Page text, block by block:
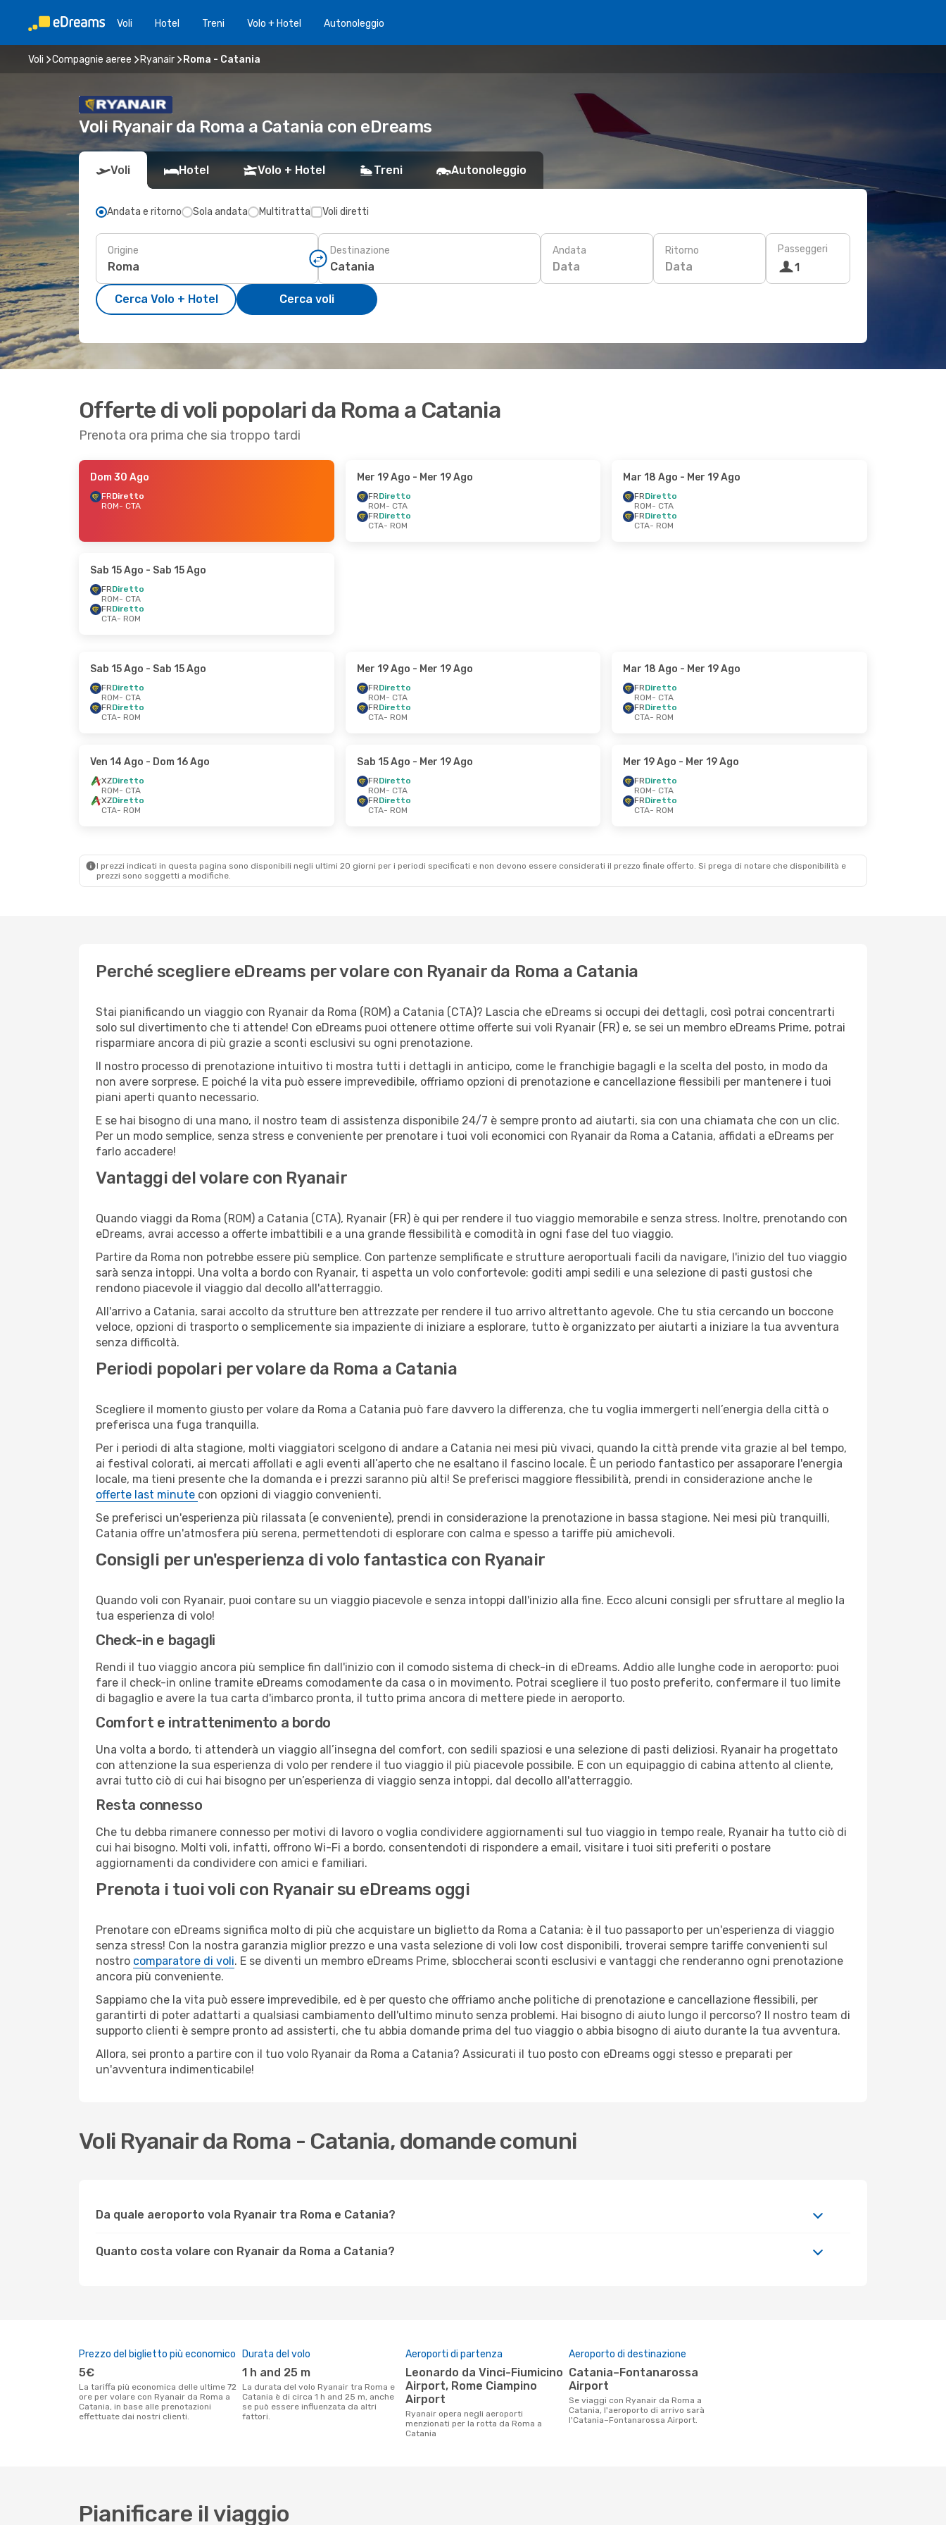
Voli Hotel Treni Volo + Hotel Autonoleggio
Voli Compagnie aeree Ryanair Roma - Catania
Voli Ryanair da Roma a Catania con eDreams
Voli Hotel Volo + Hotel Treni Autonoleggio
Andata e ritorno Sola andata Multitratta Voli diretti
Origine Destinazione Andata
Data
Ritorno
Data
Passeggeri
1
Cerca Volo + Hotel Cerca voli
Offerte di voli popolari da Roma a Catania
Prenota ora prima che sia troppo tardi
Dom 30 Ago
FRDiretto
ROM- CTA
Mer 19 Ago - Mer 19 Ago
FRDiretto
ROM- CTA
FRDiretto
CTA- ROM
Mar 18 Ago - Mer 19 Ago
FRDiretto
ROM- CTA
FRDiretto
CTA- ROM
Sab 15 Ago - Sab 15 Ago
FRDiretto
ROM- CTA
FRDiretto
CTA- ROM
Sab 15 Ago - Sab 15 Ago
FRDiretto
ROM- CTA
FRDiretto
CTA- ROM
Mer 19 Ago - Mer 19 Ago
FRDiretto
ROM- CTA
FRDiretto
CTA- ROM
Mar 18 Ago - Mer 19 Ago
FRDiretto
ROM- CTA
FRDiretto
CTA- ROM
Ven 14 Ago - Dom 16 Ago
XZDiretto
ROM- CTA
XZDiretto
CTA- ROM
Sab 15 Ago - Mer 19 Ago
FRDiretto
ROM- CTA
FRDiretto
CTA- ROM
Mer 19 Ago - Mer 19 Ago
FRDiretto
ROM- CTA
FRDiretto
CTA- ROM
I prezzi indicati in questa pagina sono disponibili negli ultimi 20 giorni per i periodi specificati e non devono essere considerati il ​​prezzo finale offerto. Si prega di notare che disponibilità e
prezzi sono soggetti a modifiche.
Perché scegliere eDreams per volare con Ryanair da Roma a Catania
Stai pianificando un viaggio con Ryanair da Roma (ROM) a Catania (CTA)? Lascia che eDreams si occupi dei dettagli, così potrai concentrarti
solo sul divertimento che ti attende! Con eDreams puoi ottenere ottime offerte sui voli Ryanair (FR) e, se sei un membro eDreams Prime, potrai
risparmiare ancora di più grazie a sconti esclusivi su ogni prenotazione.
Il nostro processo di prenotazione intuitivo ti mostra tutti i dettagli in anticipo, come le franchigie bagagli e la scelta del posto, in modo da
non avere sorprese. E poiché la vita può essere imprevedibile, offriamo opzioni di prenotazione e cancellazione flessibili per mantenere i tuoi
piani aperti quanto necessario.
E se hai bisogno di una mano, il nostro team di assistenza disponibile 24/7 è sempre pronto ad aiutarti, sia con una chiamata che con un clic.
Per un modo semplice, senza stress e conveniente per prenotare i tuoi voli economici con Ryanair da Roma a Catania, affidati a eDreams per
farlo accadere!
Vantaggi del volare con Ryanair
Quando viaggi da Roma (ROM) a Catania (CTA), Ryanair (FR) è qui per rendere il tuo viaggio memorabile e senza stress. Inoltre, prenotando con
eDreams, avrai accesso a offerte imbattibili e a una grande flessibilità e comodità in ogni fase del tuo viaggio.
Partire da Roma non potrebbe essere più semplice. Con partenze semplificate e strutture aeroportuali facili da navigare, l'inizio del tuo viaggio
sarà senza intoppi. Una volta a bordo con Ryanair, ti aspetta un volo confortevole: goditi ampi sedili e una selezione di pasti gustosi che
rendono piacevole il viaggio dal decollo all'atterraggio.
All'arrivo a Catania, sarai accolto da strutture ben attrezzate per rendere il tuo arrivo altrettanto agevole. Che tu stia cercando un boccone
veloce, opzioni di trasporto o semplicemente sia impaziente di iniziare a esplorare, tutto è organizzato per aiutarti a iniziare la tua avventura
senza difficoltà.
Periodi popolari per volare da Roma a Catania
Scegliere il momento giusto per volare da Roma a Catania può fare davvero la differenza, che tu voglia immergerti nell’energia della città o
preferisca una fuga tranquilla.
Per i periodi di alta stagione, molti viaggiatori scelgono di andare a Catania nei mesi più vivaci, quando la città prende vita grazie al bel tempo,
ai festival colorati, ai mercati affollati e agli eventi all’aperto che ne esaltano il fascino locale. È un periodo fantastico per assaporare l'energia
locale, ma tieni presente che la domanda e i prezzi saranno più alti! Se preferisci maggiore flessibilità, prendi in considerazione anche le
offerte last minute con opzioni di viaggio convenienti.
Se preferisci un'esperienza più rilassata (e conveniente), prendi in considerazione la prenotazione in bassa stagione. Nei mesi più tranquilli,
Catania offre un'atmosfera più serena, permettendoti di esplorare con calma e spesso a tariffe più amichevoli.
Consigli per un'esperienza di volo fantastica con Ryanair
Quando voli con Ryanair, puoi contare su un viaggio piacevole e senza intoppi dall'inizio alla fine. Ecco alcuni consigli per sfruttare al meglio la
tua esperienza di volo!
Check-in e bagagli
Rendi il tuo viaggio ancora più semplice fin dall'inizio con il comodo sistema di check-in di eDreams. Addio alle lunghe code in aeroporto: puoi
fare il check-in online tramite eDreams comodamente da casa o in movimento. Potrai scegliere il tuo posto preferito, confermare il tuo limite
di bagaglio e avere la tua carta d'imbarco pronta, il tutto prima ancora di mettere piede in aeroporto.
Comfort e intrattenimento a bordo
Una volta a bordo, ti attenderà un viaggio all’insegna del comfort, con sedili spaziosi e una selezione di pasti deliziosi. Ryanair ha progettato
con attenzione la sua esperienza di volo per rendere il tuo viaggio il più piacevole possibile. E con un equipaggio di cabina attento al cliente,
avrai tutto ciò di cui hai bisogno per un’esperienza di viaggio senza intoppi, dal decollo all'atterraggio.
Resta connesso
Che tu debba rimanere connesso per motivi di lavoro o voglia condividere aggiornamenti sul tuo viaggio in tempo reale, Ryanair ha tutto ciò di
cui hai bisogno. Molti voli, infatti, offrono Wi-Fi a bordo, consentendoti di rispondere a email, visitare i tuoi siti preferiti o postare
aggiornamenti da condividere con amici e familiari.
Prenota i tuoi voli con Ryanair su eDreams oggi
Prenotare con eDreams significa molto di più che acquistare un biglietto da Roma a Catania: è il tuo passaporto per un'esperienza di viaggio
senza stress! Con la nostra garanzia miglior prezzo e una vasta selezione di voli low cost disponibili, troverai sempre tariffe convenienti sul
nostro comparatore di voli. E se diventi un membro eDreams Prime, sbloccherai sconti esclusivi e vantaggi che renderanno ogni prenotazione
ancora più conveniente.
Sappiamo che la vita può essere imprevedibile, ed è per questo che offriamo anche politiche di prenotazione e cancellazione flessibili, per
garantirti di poter adattarti a qualsiasi cambiamento dell'ultimo minuto senza problemi. Hai bisogno di aiuto lungo il percorso? Il nostro team di
supporto clienti è sempre pronto ad assisterti, che tu abbia domande prima del tuo viaggio o abbia bisogno di aiuto durante la tua avventura.
Allora, sei pronto a partire con il tuo volo Ryanair da Roma a Catania? Assicurati il tuo posto con eDreams oggi stesso e preparati per
un'avventura indimenticabile!
Voli Ryanair da Roma - Catania, domande comuni
Da quale aeroporto vola Ryanair tra Roma e Catania?
Quanto costa volare con Ryanair da Roma a Catania?
Prezzo del biglietto più economico
5€
La tariffa più economica delle ultime 72
ore per volare con Ryanair da Roma a
Catania, in base alle prenotazioni
effettuate dai nostri clienti.
Durata del volo
1 h and 25 m
La durata del volo Ryanair tra Roma e
Catania è di circa 1 h and 25 m, anche
se può essere influenzata da altri
fattori.
Aeroporti di partenza
Leonardo da Vinci-Fiumicino
Airport, Rome Ciampino
Airport
Ryanair opera negli aeroporti
menzionati per la rotta da Roma a
Catania
Aeroporto di destinazione
Catania–Fontanarossa
Airport
Se viaggi con Ryanair da Roma a
Catania, l'aeroporto di arrivo sarà
l'Catania–Fontanarossa Airport.
Pianificare il viaggio